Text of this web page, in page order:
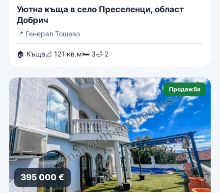
Уютна къща в село Преселенци, област
Добрич
📍 Генерал Тошево
🏠 Къща📐 121 кв.м🛏 3🛁 2
Продажба
395 000 €